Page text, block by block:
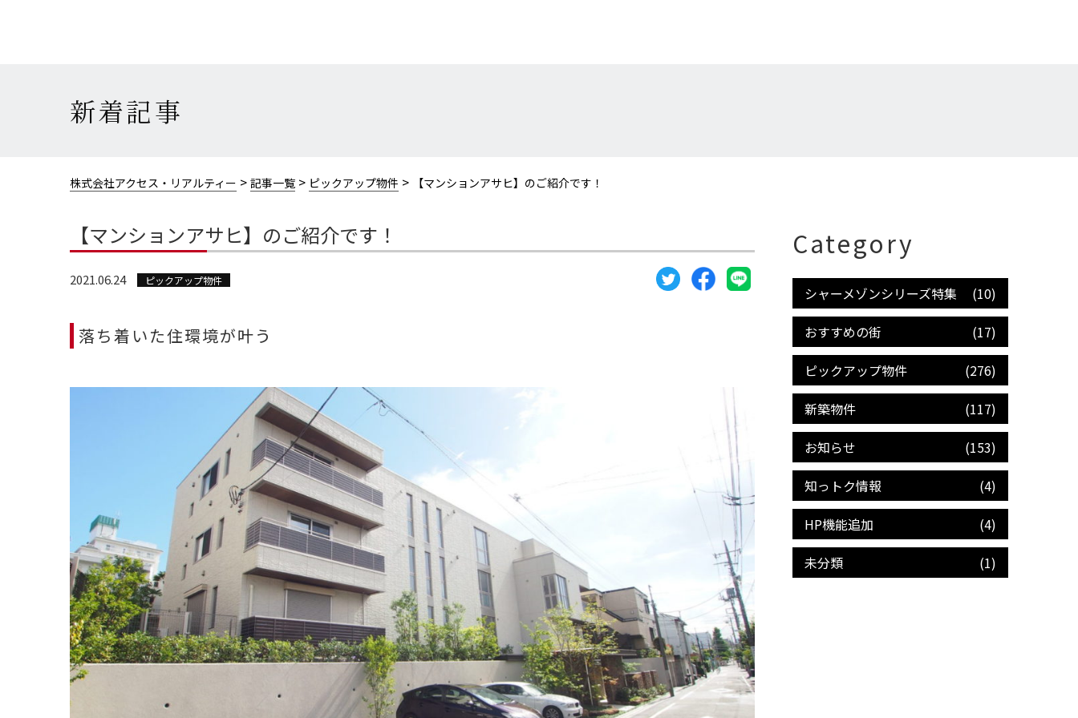
新着記事
株式会社アクセス・リアルティー > 記事一覧 > ピックアップ物件 > 【マンションアサヒ】のご紹介です！
【マンションアサヒ】のご紹介です！
2021.06.24 ピックアップ物件
落ち着いた住環境が叶う
Category
シャーメゾンシリーズ特集
(10)
おすすめの街
(17)
ピックアップ物件
(276)
新築物件
(117)
お知らせ
(153)
知っトク情報
(4)
HP機能追加
(4)
未分類
(1)